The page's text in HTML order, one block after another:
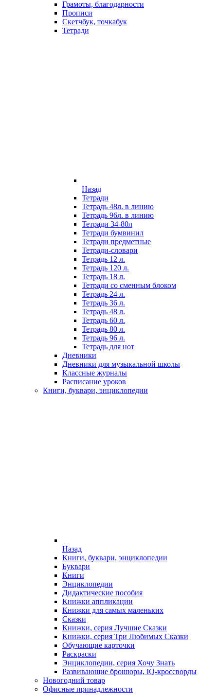
Грамоты, благодарности
Прописи
Скетчбук, точкабук
Тетради
Назад
Тетради
Тетрадь 48л. в линию
Тетрадь 96л. в линию
Тетради 34-80л
Тетради бумвинил
Тетради предметные
Тетради-словари
Тетрадь 12 л.
Тетрадь 120 л.
Тетрадь 18 л.
Тетради со сменным блоком
Тетрадь 24 л.
Тетрадь 36 л.
Тетрадь 48 л.
Тетрадь 60 л.
Тетрадь 80 л.
Тетрадь 96 л.
Тетрадь для нот
Дневники
Дневники для музыкальной школы
Классные журналы
Расписание уроков
Книги, буквари, энциклопедии
Назад
Книги, буквари, энциклопедии
Буквари
Книги
Энциклопедии
Дидактические пособия
Книжки аппликации
Книжки для самых маленьких
Сказки
Книжки, серия Лучшие Сказки
Книжки, серия Три Любимых Сказки
Обучающие карточки
Раскраски
Энциклопедии, серия Хочу Знать
Развивающие брошюры, IQ-кроссворды
Новогодний товар
Офисные принадлежности